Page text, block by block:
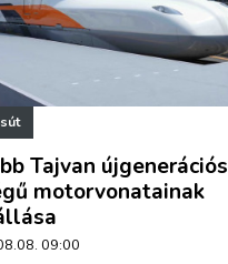
Tajvan újgenerációs
motorvonatainak
09:00